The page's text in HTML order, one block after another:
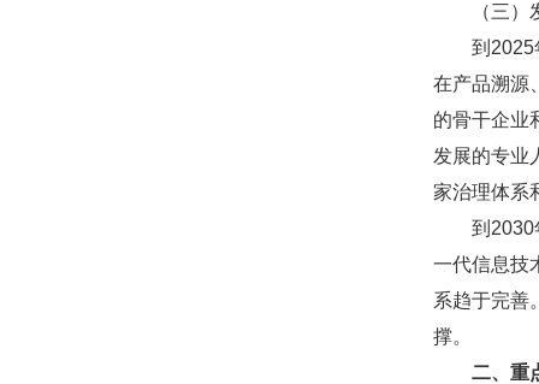
（三）
到2025年
在产品溯源
的骨干企业
发展的专业
家治理体系
到2030年
一代信息技
系趋于完善
撑。
二、重